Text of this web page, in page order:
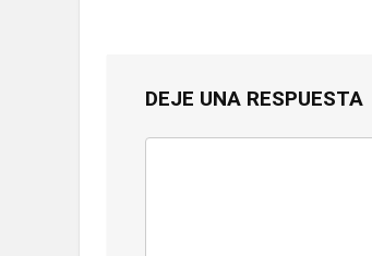
DEJE UNA RESPUESTA